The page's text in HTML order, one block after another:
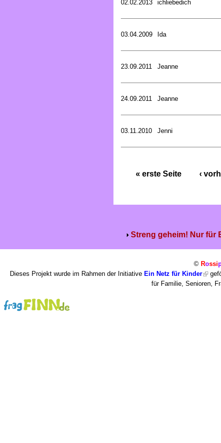
02.02.2013 ichliebedich
03.04.2009 Ida
23.09.2011 Jeanne
24.09.2011 Jeanne
03.11.2010 Jenni
« erste Seite ‹
Streng geheim! Nur für
© Rossi
Dieses Projekt wurde im Rahmen der Initiative Ein Netz für Kinder
für Familie, Senioren,